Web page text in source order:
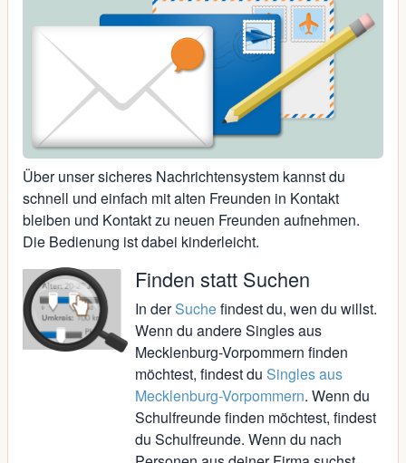
Über unser sicheres Nachrichtensystem kannst du
schnell und einfach mit alten Freunden in Kontakt
bleiben und Kontakt zu neuen Freunden aufnehmen.
Die Bedienung ist dabei kinderleicht.
Finden statt Suchen
In derSuchefindest du, wen du willst.
Wenn du andere Singles aus
Mecklenburg-Vorpommern finden
möchtest, findest du Singles aus
Mecklenburg-Vorpommern. Wenn du
Schulfreunde finden möchtest, findest
du Schulfreunde. Wenn du nach